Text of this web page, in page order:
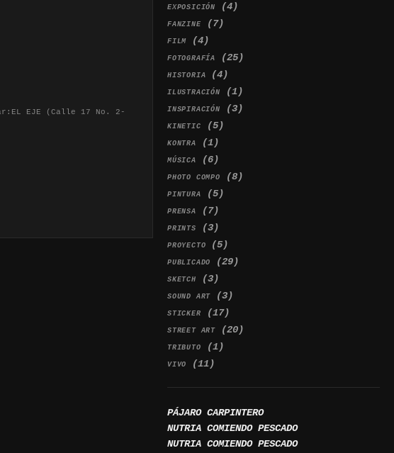
EJE (Calle 17 No. 2-
EXPOSICIÓN (4)
FANZINE (7)
FILM (4)
FOTOGRAFÍA (25)
HISTORIA (4)
ILUSTRACIÓN (1)
INSPIRACIÓN (3)
KINETIC (5)
KONTRA (1)
MÚSICA (6)
PHOTO COMPO (8)
PINTURA (5)
PRENSA (7)
PRINTS (3)
PROYECTO (5)
PUBLICADO (29)
SKETCH (3)
SOUND ART (3)
STICKER (17)
STREET ART (20)
TRIBUTO (1)
VIVO (11)
PÁJARO CARPINTERO
NUTRIA COMIENDO PESCADO
NUTRIA COMIENDO PESCADO